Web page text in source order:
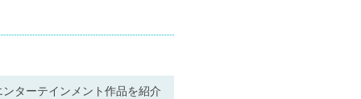
ターテインメント作品を紹介